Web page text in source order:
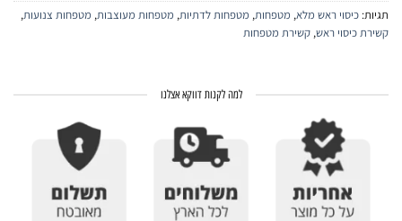
תגיות: כיסוי ראש מלא, מטפחות, מטפחות לדתיות, מטפחות מעוצבות, מטפחות צנועות,
קשירת כיסוי ראש, קשירת מטפחות
למה לקנות דווקא אצלנו